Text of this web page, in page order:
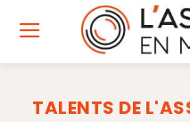
TALENTS DE